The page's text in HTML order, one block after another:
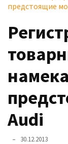
“як
злити
бензин”
Scania
найсучасніші
вантажівки
для
військових
предстоящие
Audi
30.12.2013